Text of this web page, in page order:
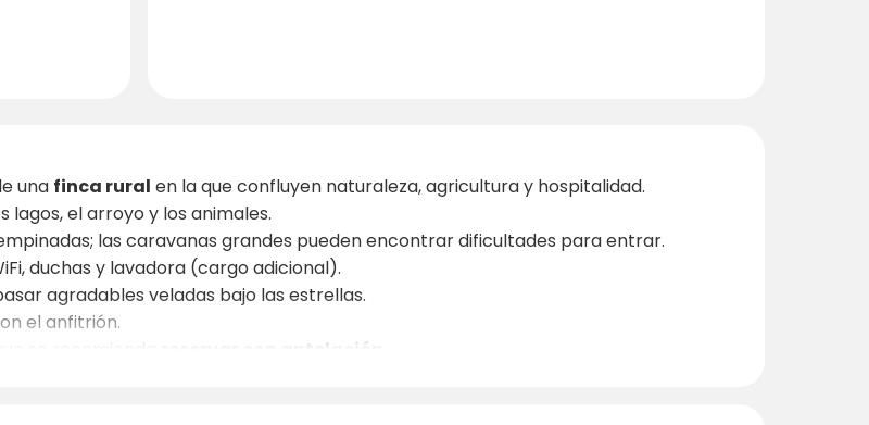
una finca rural en la que confluyen naturaleza, agricultura y hospitalidad.
el arroyo y los animales.
las caravanas grandes pueden encontrar dificultades para entrar.
duchas y lavadora (cargo adicional).
agradables veladas bajo las estrellas.
el anfitrión.
se recomienda
reservar con antelación